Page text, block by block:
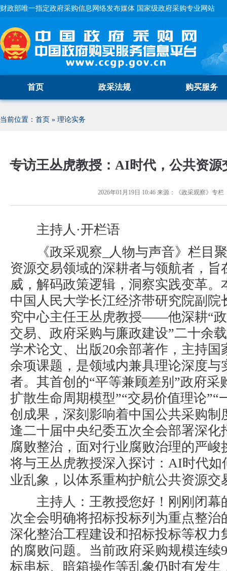
财政部唯一指定政府采购信息网络发布媒体 国家级政府采购专业网站
首页 政采法规 购买服务
当前位置： 首页 » 理论实务
专访王丛虎教授：AI时代，公共资源
2026年01月19日 10:46来源： 《政采观察》专栏
主持人·开栏语
《政采观察
人物与声音》栏目
资源交易领域的深耕者与领航者，旨
威，解码政策逻辑，洞察实践变革。
中国人民大学长江经济带研究院副院
究中心主任王丛虎教授——他深耕“政
交易、政府采购与廉政建设”二十余
学术论文、出版20余部著作，主持国
余项课题，是领域内兼具理论深度与
者。其首创的“平等兼顾差别”政府采
扩散生命周期模型”“交易价值理论”“
创成果，深刻影响着中国公共采购制
逢二十届中央纪委五次全会部署深化
腐败整治，面对行业腐败治理的严峻
将与王丛虎教授深入探讨： AI时代如
业乱象 ，以体系重构护航公共资源
主持人 ：王教授您好！刚刚闭
次全会明确将招标投标列为重点整治
深化整治工程建设和招标投标等权力
的腐败问题。当前政府采购规模连续9
标串标、暗箱操作等乱象仍时有发生